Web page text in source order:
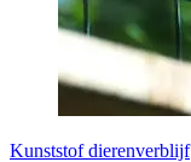
Kunststof dierenverblijf